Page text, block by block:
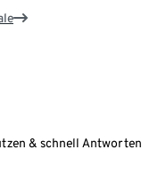
& schnell Antworten